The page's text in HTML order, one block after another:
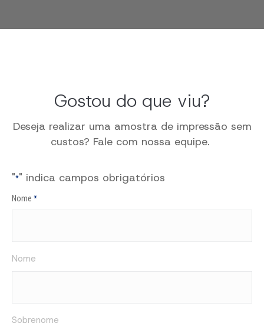
Gostou do que viu?
Deseja realizar uma amostra de impressão sem
custos? Fale com nossa equipe.
"*" indica campos obrigatórios
Nome *
Nome
Sobrenome